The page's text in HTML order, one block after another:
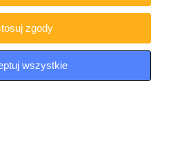
motylkowy 452C
zgody
wszystkie